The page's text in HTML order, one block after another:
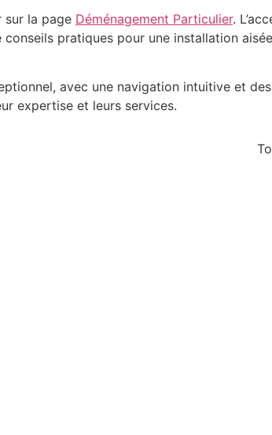
sur la page Déménagement Particulier.
pratiques pour une installation
avec une navigation intuitive et
expertise et leurs services.